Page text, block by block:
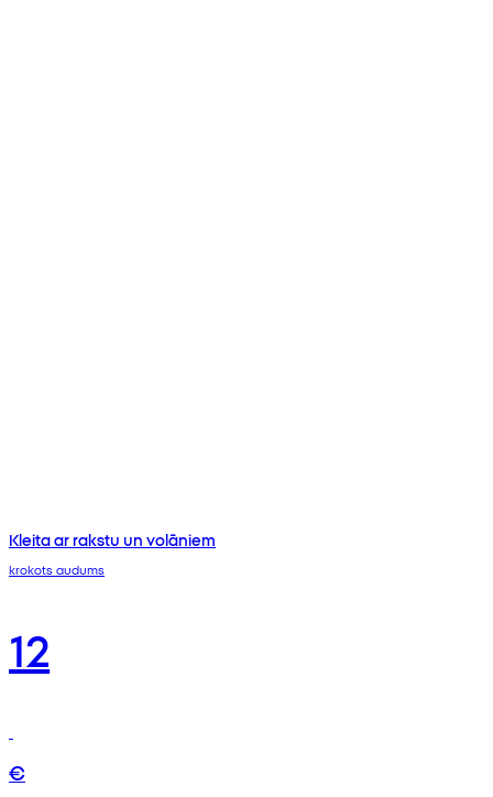
Kleita ar rakstu un volāniem
krokots audums
12
€